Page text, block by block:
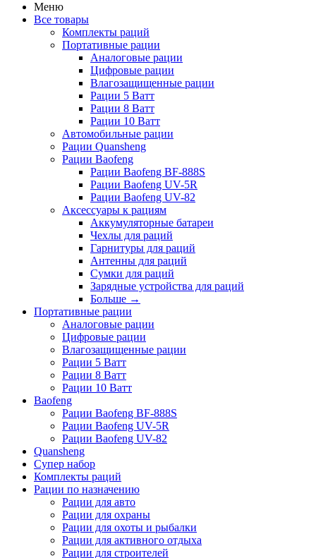
Меню
Все товары
Комплекты раций
Портативные рации
Аналоговые рации
Цифровые рации
Влагозащищенные рации
Рации 5 Ватт
Рации 8 Ватт
Рации 10 Ватт
Автомобильные рации
Рации Quansheng
Рации Baofeng
Рации Baofeng BF-888S
Рации Baofeng UV-5R
Рации Baofeng UV-82
Аксессуары к рациям
Аккумуляторные батареи
Чехлы для раций
Гарнитуры для раций
Антенны для раций
Сумки для раций
Зарядные устройства для раций
Больше →
Портативные рации
Аналоговые рации
Цифровые рации
Влагозащищенные рации
Рации 5 Ватт
Рации 8 Ватт
Рации 10 Ватт
Baofeng
Рации Baofeng BF-888S
Рации Baofeng UV-5R
Рации Baofeng UV-82
Quansheng
Супер набор
Комплекты раций
Рации по назначению
Рации для авто
Рации для охраны
Рации для охоты и рыбалки
Рации для активного отдыха
Рации для строителей